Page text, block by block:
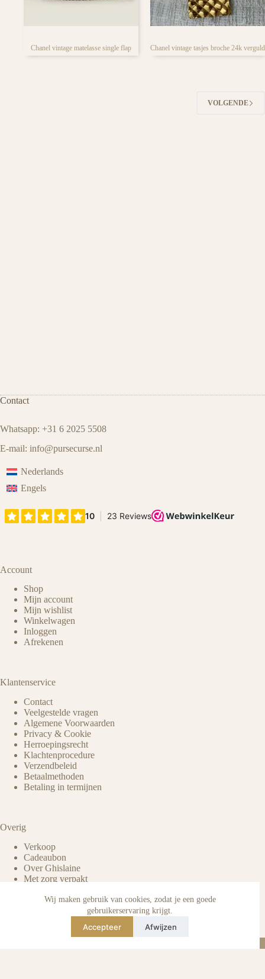
Wij maken gebruik van cookies, zodat je een goede
gebruikerservaring krijgt.
Accepteer Afwijzen
Chanel vintage matelasse single flap Chanel vintage tasjes broche 24k verguld
VOLGENDE
Contact
Whatsapp: +31 6 2025 5508
E-mail: info@pursecurse.nl
Nederlands
Engels
Account
Shop
Mijn account
Mijn wishlist
Winkelwagen
Inloggen
Afrekenen
Klantenservice
Contact
Veelgestelde vragen
Algemene Voorwaarden
Privacy & Cookie
Herroepingsrecht
Klachtenprocedure
Verzendbeleid
Betaalmethoden
Betaling in termijnen
Overig
Verkoop
Cadeaubon
Over Ghislaine
Met zorg verpakt
Verzorging & onderhoud
Echtheid van reviews